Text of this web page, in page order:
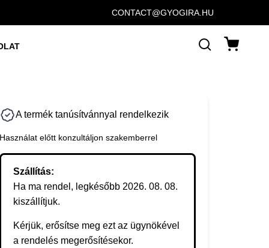
CONTACT@GYOGIRA.HU
A termék tanúsítvánnyal rendelkezik
Használat előtt konzultáljon szakemberrel
Szállítás:
Ha ma rendel, legkésőbb 2026. 08. 08.
kiszállítjuk.
Kérjük, erősítse meg ezt az ügynökével
a rendelés megerősítésekor.